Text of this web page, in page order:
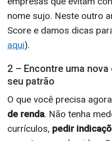
nome sujo. Neste outro
Score e damos dicas
aqui).
2 – Encontre uma
seu patrão
O que você precisa
de renda. Não tenha
currículos, pedir